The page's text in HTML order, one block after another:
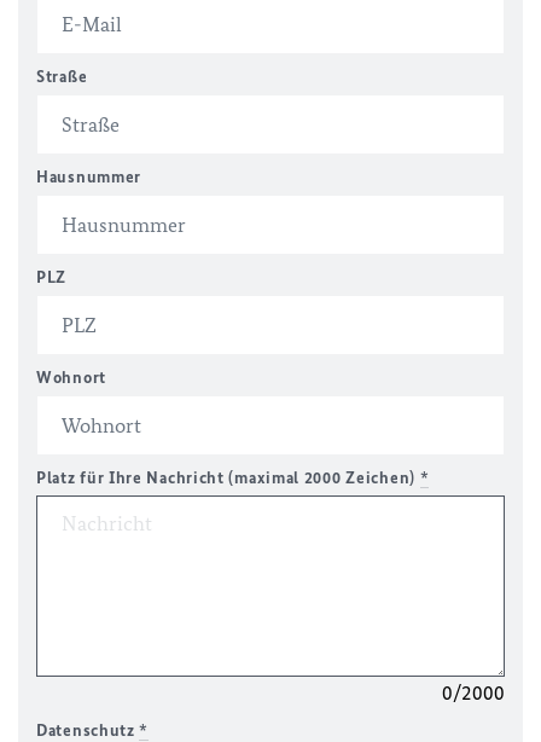
Straße
Hausnummer
PLZ
Wohnort
Platz für Ihre Nachricht (maximal 2000 Zeichen) *
0/2000
Datenschutz*